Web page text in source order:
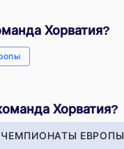
Хорватия?
Хорватия?
ЕВРОПЫ